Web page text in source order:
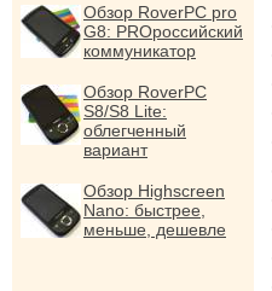
Обзор RoverPC pro
G8: PROроссийский
коммуникатор
Обзор RoverPC
S8/S8 Lite:
облегченный
вариант
Обзор Highscreen
Nano: быстрее,
меньше, дешевле